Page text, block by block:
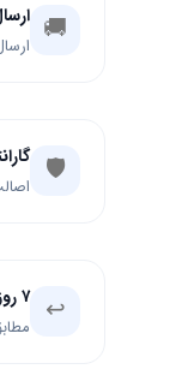
🚚 ارسال
🛡️
↩️ ۷ روز ضمانت مرجوعی کالا